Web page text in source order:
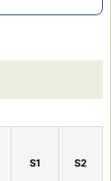
S1 S2